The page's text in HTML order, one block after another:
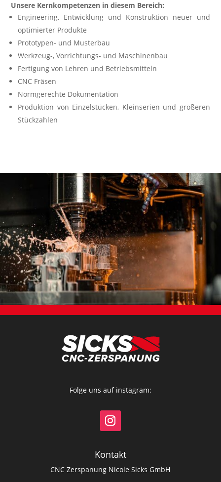
Unsere Kernkompetenzen in diesem Bereich:
Engineering, Entwicklung und Konstruktion neuer und
optimierter Produkte
Prototypen- und Musterbau
Werkzeug-, Vorrichtungs- und Maschinenbau
Fertigung von Lehren und Betriebsmitteln
CNC Fräsen
Normgerechte Dokumentation
Produktion von Einzelstücken, Kleinserien und größeren
Stückzahlen
Folge uns auf instagram:
Kontakt
CNC Zerspanung Nicole Sicks GmbH